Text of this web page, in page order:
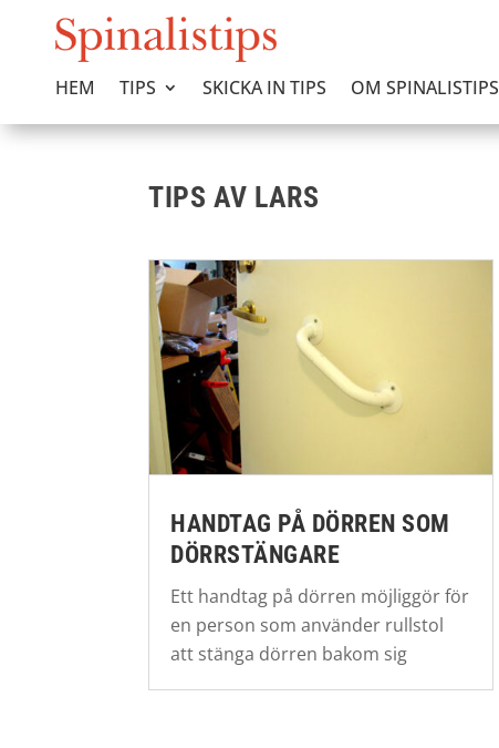
HEM TIPS SKICKA IN TIPS OM SPINALISTIPS
TIPS AV LARS
HANDTAG PÅ DÖRREN SOM
DÖRRSTÄNGARE
Ett handtag på dörren möjliggör för
en person som använder rullstol
att stänga dörren bakom sig